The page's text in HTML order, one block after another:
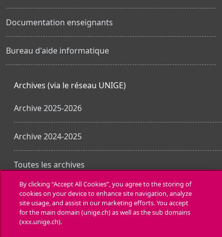
Documentation enseignants
Bureau d'aide informatique
Archives (via le réseau UNIGE)
Archive 2025-2026
Archive 2024-2025
Toutes les archives
Obtenir l’app mobile
By clicking “Accept All Cookies”, you agree to the storing of
cookies on your device to enhance site navigation, analyze
site usage, and assist in our marketing efforts. You accept
for the main domain (unige.ch) as well as the sub domains
(xxx.unige.ch).